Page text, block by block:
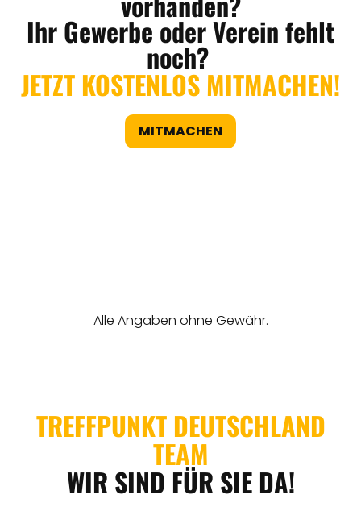
Ihr Gewerbe oder Verein fehlt
noch?
JETZT KOSTENLOS MITMACHEN!
MITMACHEN